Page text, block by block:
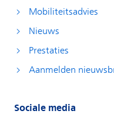
Mobiliteitsadvies
Nieuws
Prestaties
Aanmelden
Sociale media